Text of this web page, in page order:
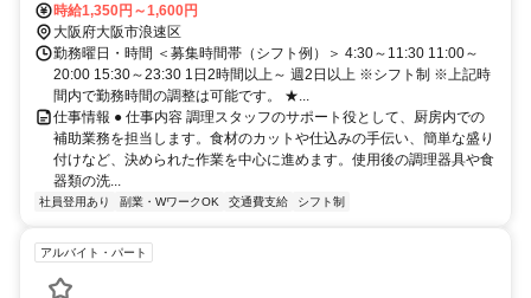
時給1,350円～1,600円
大阪府大阪市浪速区
勤務曜日・時間 ＜募集時間帯（シフト例）＞ 4:30～11:30 11:00～
20:00 15:30～23:30 1日2時間以上～ 週2日以上 ※シフト制 ※上記時
間内で勤務時間の調整は可能です。 ★...
仕事情報 ● 仕事内容 調理スタッフのサポート役として、厨房内での
補助業務を担当します。食材のカットや仕込みの手伝い、簡単な盛り
付けなど、決められた作業を中心に進めます。使用後の調理器具や食
器類の洗...
社員登用あり 副業・WワークOK 交通費支給 シフト制
アルバイト・パート